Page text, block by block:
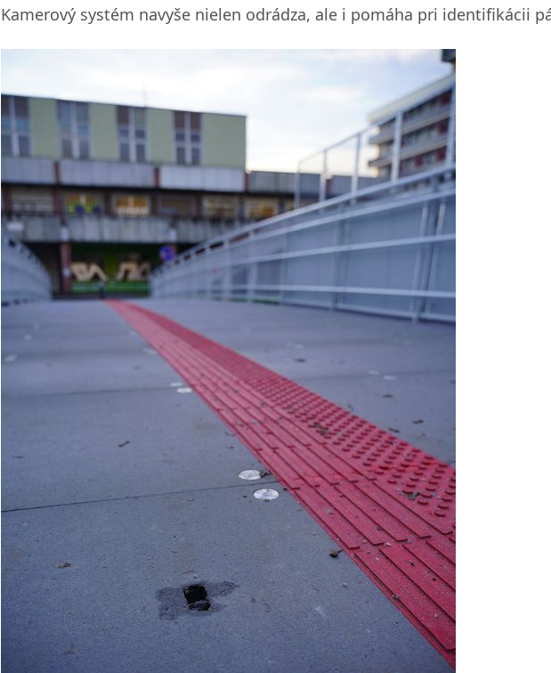
Kamerový systém navyše nielen odrádza, ale i pomáha pri identifikácii